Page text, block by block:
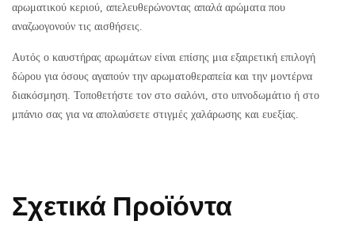
αρωματικού κεριού, απελευθερώνοντας απαλά αρώματα που
αναζωογονούν τις αισθήσεις.
Αυτός ο καυστήρας αρωμάτων είναι επίσης μια εξαιρετική επιλογή
δώρου για όσους αγαπούν την αρωματοθεραπεία και την μοντέρνα
διακόσμηση. Τοποθετήστε τον στο σαλόνι, στο υπνοδωμάτιο ή στο
μπάνιο σας για να απολαύσετε στιγμές χαλάρωσης και ευεξίας.
Σχετικά Προϊόντα